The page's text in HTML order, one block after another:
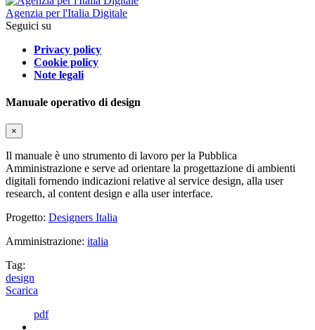
Agenzia per l'Italia Digitale
Seguici su
Privacy policy
Cookie policy
Note legali
Manuale operativo di design
×
Il manuale è uno strumento di lavoro per la Pubblica
Amministrazione e serve ad orientare la progettazione di ambienti
digitali fornendo indicazioni relative al service design, alla user
research, al content design e alla user interface.
Progetto: Designers Italia
Amministrazione: italia
Tag:
design
Scarica
pdf